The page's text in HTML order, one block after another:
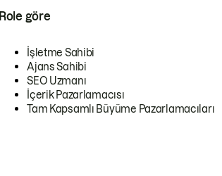
Role göre
İşletme Sahibi
Ajans Sahibi
SEO Uzmanı
İçerik Pazarlamacısı
Tam Kapsamlı Büyüme Pazarlamacıları